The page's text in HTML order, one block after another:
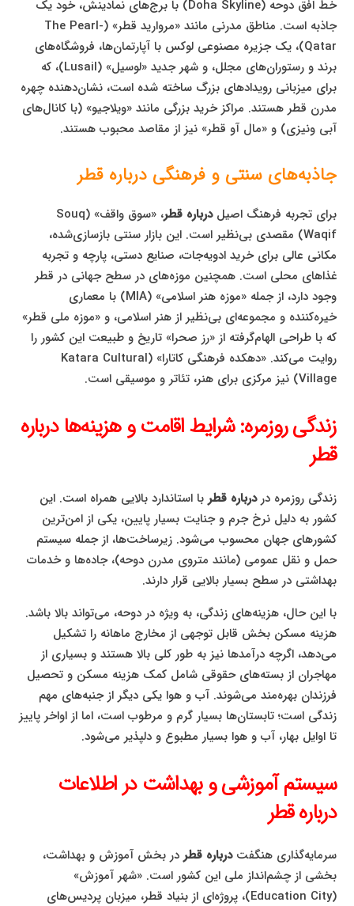
خط افق دوحه (Doha Skyline) با برج‌های نمادینش، خود یک
جاذبه است. مناطق مدرنی مانند «مروارید قطر» (The Pearl-
Qatar)، یک جزیره مصنوعی لوکس با آپارتمان‌ها، فروشگاه‌های
برند و رستوران‌های مجلل، و شهر جدید «لوسیل» (Lusail)، که
برای میزبانی رویدادهای بزرگ ساخته شده است، نشان‌دهنده چهره
مدرن قطر هستند. مراکز خرید بزرگی مانند «ویلاجیو» (با کانال‌های
آبی ونیزی) و «مال آو قطر» نیز از مقاصد محبوب هستند.
جاذبه‌های سنتی و فرهنگی درباره قطر
برای تجربه فرهنگ اصیلدرباره قطر
، «سوق واقف» (Souq
Waqif) مقصدی بی‌نظیر است. این بازار سنتی بازسازی‌شده،
مکانی عالی برای خرید ادویه‌جات، صنایع دستی، پارچه و تجربه
غذاهای محلی است. همچنین موزه‌های در سطح جهانی در قطر
وجود دارد، از جمله «موزه هنر اسلامی» (MIA) با معماری
خیره‌کننده و مجموعه‌ای بی‌نظیر از هنر اسلامی، و «موزه ملی قطر»
که با طراحی الهام‌گرفته از «رز صحرا» تاریخ و طبیعت این کشور را
روایت می‌کند. «دهکده فرهنگی کاتارا» (Katara Cultural
Village) نیز مرکزی برای هنر، تئاتر و موسیقی است.
زندگی روزمره: شرایط اقامت و هزینه‌ها درباره
قطر
زندگی روزمره دردرباره قطر با استاندارد بالایی همراه است. این
کشور به دلیل نرخ جرم و جنایت بسیار پایین، یکی از امن‌ترین
کشورهای جهان محسوب می‌شود. زیرساخت‌ها، از جمله سیستم
حمل و نقل عمومی (مانند متروی مدرن دوحه)، جاده‌ها و خدمات
بهداشتی در سطح بسیار بالایی قرار دارند.
با این حال، هزینه‌های زندگی، به ویژه در دوحه، می‌تواند بالا باشد.
هزینه مسکن بخش قابل توجهی از مخارج ماهانه را تشکیل
می‌دهد، اگرچه درآمدها نیز به طور کلی بالا هستند و بسیاری از
مهاجران از بسته‌های حقوقی شامل کمک هزینه مسکن و تحصیل
فرزندان بهره‌مند می‌شوند. آب و هوا یکی دیگر از جنبه‌های مهم
زندگی است؛ تابستان‌ها بسیار گرم و مرطوب است، اما از اواخر پاییز
تا اوایل بهار، آب و هوا بسیار مطبوع و دلپذیر می‌شود.
سیستم آموزشی و بهداشت در اطلاعات
درباره قطر
سرمایه‌گذاری هنگفتدرباره قطردر بخش آموزش و بهداشت،
بخشی از چشم‌انداز ملی این کشور است. «شهر آموزش»
(Education City)، پروژه‌ای از بنیاد قطر، میزبان پردیس‌های